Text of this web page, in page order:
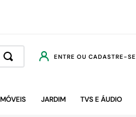
ENTRE OU CADASTRE-SE
MÓVEIS JARDIM TVS E ÁUDIO